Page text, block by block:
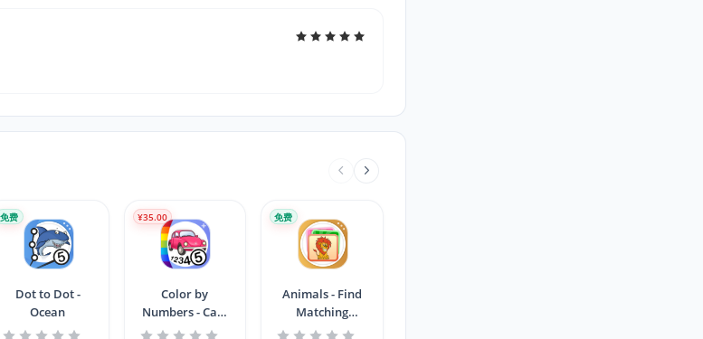
Dot to Dot -
Ocean
免费
Color by
Numbers - Cars
+
¥35.00
Animals - Find
Matching
Images
免费